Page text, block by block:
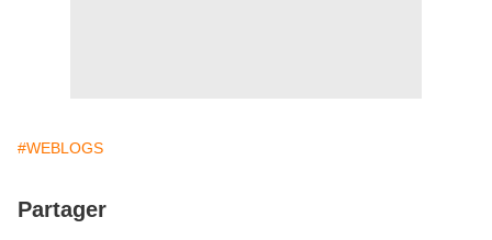
#WEBLOGS
Partager